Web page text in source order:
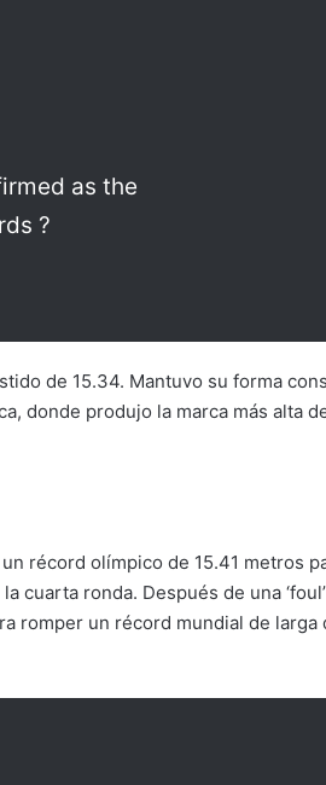
as the
?
de 15.34. Mantuvo su forma
donde produjo la marca más alta
récord olímpico de 15.41 metros
cuarta ronda. Después de una
romper un récord mundial de larga